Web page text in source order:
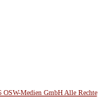
Medien GmbH Alle Rechte